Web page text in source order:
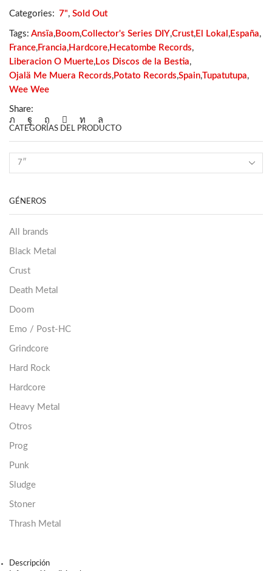
Categories: 7", Sold Out
Tags: Ansïa, Boom,Collector's Series DIY,Crust, El Lokal , España,
France, Francia, Hardcore, Hecatombe Records,
Liberacion O Muerte, Los Discos de la Bestia,
Ojalä Me Muera Records, Potato Records,Spain,Tupatutupa,
Wee Wee
Share:
CATEGORÍAS DEL PRODUCTO
GÉNEROS
All brands
Black Metal
Crust
Death Metal
Doom
Emo / Post-HC
Grindcore
Hard Rock
Hardcore
Heavy Metal
Otros
Prog
Punk
Sludge
Stoner
Thrash Metal
Descripción